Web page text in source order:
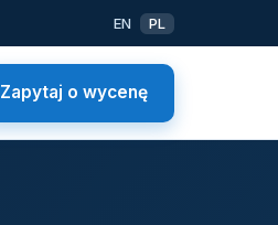
EN PL
Zapytaj o wycenę